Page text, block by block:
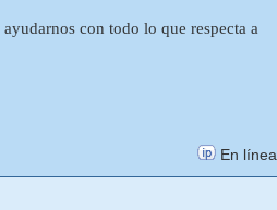
con todo lo que respecta a
En línea